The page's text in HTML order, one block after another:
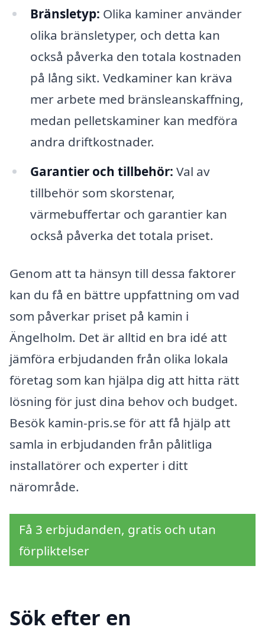
Bränsletyp: Olika kaminer använder
olika bränsletyper, och detta kan
också påverka den totala kostnaden
på lång sikt. Vedkaminer kan kräva
mer arbete med bränsleanskaffning,
medan pelletskaminer kan medföra
andra driftkostnader.
Garantier och tillbehör: Val av
tillbehör som skorstenar,
värmebuffertar och garantier kan
också påverka det totala priset.
Genom att ta hänsyn till dessa faktorer
kan du få en bättre uppfattning om vad
som påverkar priset på kamin i
Ängelholm. Det är alltid en bra idé att
jämföra erbjudanden från olika lokala
företag som kan hjälpa dig att hitta rätt
lösning för just dina behov och budget.
Besök kamin-pris.se för att få hjälp att
samla in erbjudanden från pålitliga
installatörer och experter i ditt
närområde.
Få 3 erbjudanden, gratis och utan
förpliktelser
Sök efter en